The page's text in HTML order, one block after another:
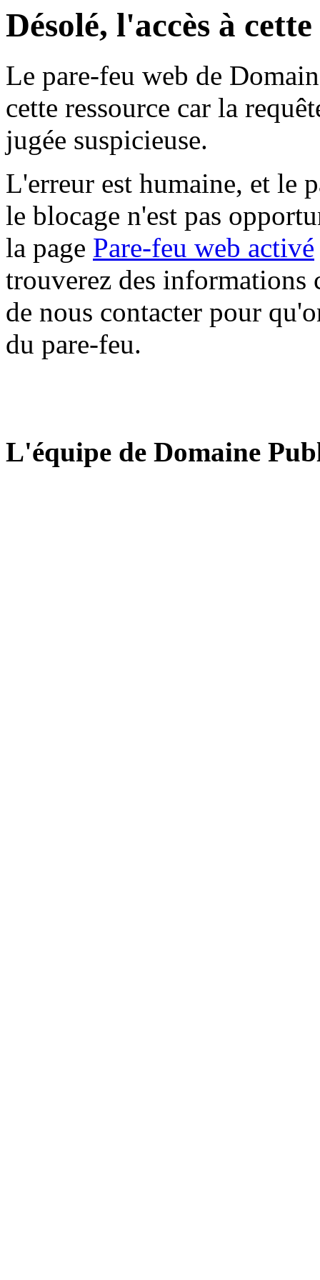
Désolé, l'accès à
Le pare-feu web de
cette ressource car la
jugée suspicieuse.
L'erreur est humaine, et le
le blocage n'est pas
la page Pare-feu web activé
trouverez des informations
de nous contacter pour
du pare-feu.
L'équipe de Domaine